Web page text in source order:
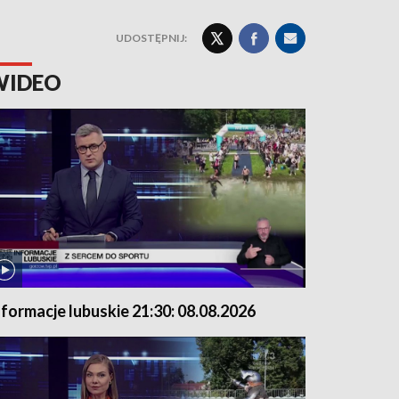
UDOSTĘPNIJ:
lubuskie 21:30: 08.08.2026